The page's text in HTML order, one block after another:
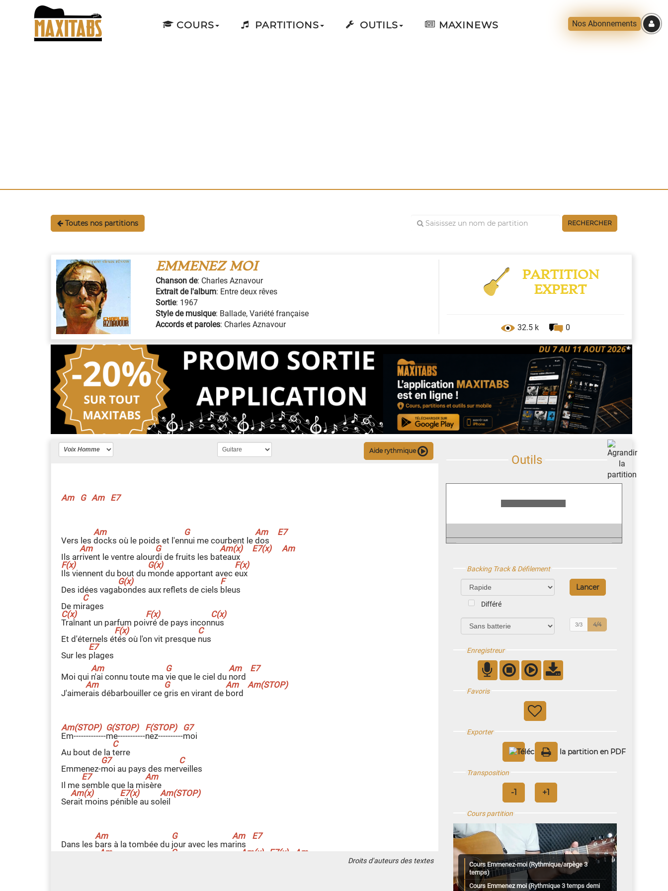
COURS PARTITIONS OUTILS MAXINEWS Nos Abonnements
Toutes nos partitions RECHERCHER
EMMENEZ MOI
Chanson de: Charles Aznavour
Extrait de l'album: Entre deux rêves
Sortie: 1967
Style de musique: Ballade, Variété française
Accords et paroles: Charles Aznavour
PARTITION
EXPERT
32.5 k 0
Aide rythmique
Am G Am E7
Vers les docks où le poids et l'ennui me courbent le dos
Ils arrivent le ventre alourdi de fruits les bateaux
Ils viennent du bout du monde apportant avec eux
Des idées vagabondes aux reflets de ciels bleus
De mirages
Traînant un parfum poivré de pays inconnus
Et d'éternels étés où l'on vit presque nus
Sur les plages
Moi qui n'ai connu toute ma vie que le ciel du nord
J'aimerais débarbouiller ce gris en virant de bord
Em-------------me-----------nez----------moi
Au bout de la terre
Emmenez-moi au pays des merveilles
Il me semble que la misère
Serait moins pénible au soleil
Dans les bars à la tombée du jour avec les marins
Droits d'auteurs des textes
Backing Track & Défilement
Différé
3/3 4/4
Enregistreur
Favoris
Exporter
Transposition
Cours partition
Cours Emmenez-moi (Rythmique/arpège 3
temps)
Cours Emmenez moi (Rythmique 3 temps demi